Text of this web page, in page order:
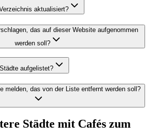
aktualisiert?
das auf dieser Website aufgenommen
werden soll?
aufgelistet?
melden, das von der Liste entfernt werden soll?
Städte mit Cafés zum